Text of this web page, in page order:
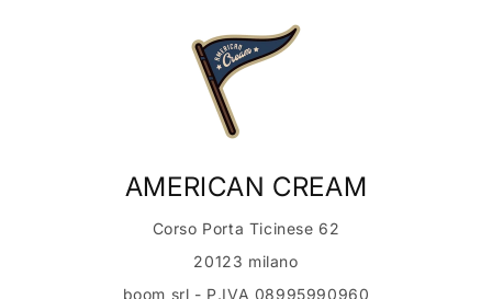
AMERICAN CREAM
Corso Porta Ticinese 62
20123 milano
boom srl - P.IVA 08995990960